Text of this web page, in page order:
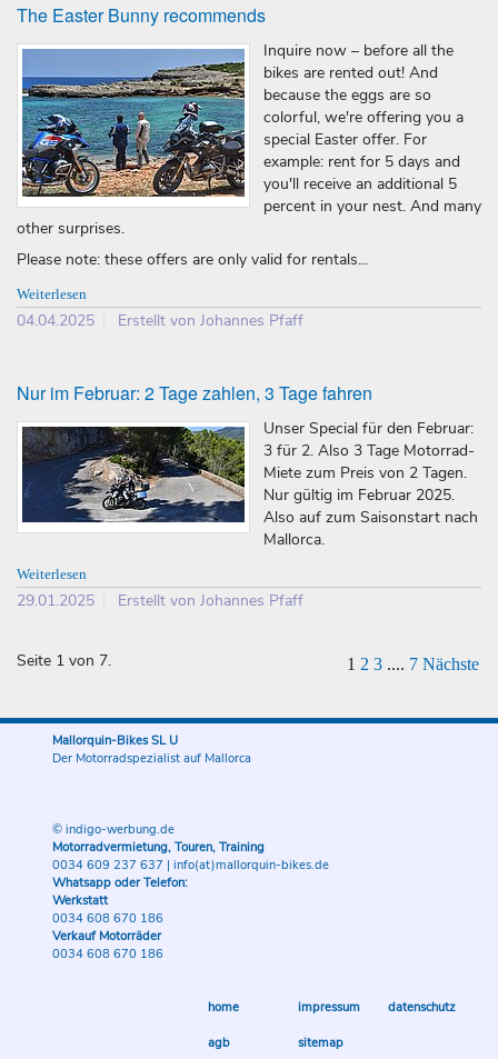
The Easter Bunny recommends
Inquire now – before all the
bikes are rented out! And
because the eggs are so
colorful, we're offering you a
special Easter offer. For
example: rent for 5 days and
you'll receive an additional 5
percent in your nest. And many
other surprises.
Please note: these offers are only valid for rentals...
Weiterlesen
04.04.2025 Erstellt von Johannes Pfaff
Nur im Februar: 2 Tage zahlen, 3 Tage fahren
Unser Special für den Februar:
3 für 2. Also 3 Tage Motorrad-
Miete zum Preis von 2 Tagen.
Nur gültig im Februar 2025.
Also auf zum Saisonstart nach
Mallorca.
Weiterlesen
29.01.2025 Erstellt von Johannes Pfaff
Seite 1 von 7. 1 2 3 .... 7 Nächste
Mallorquin-Bikes SL U
Der Motorradspezialist auf Mallorca
© indigo-werbung.de
Motorradvermietung, Touren, Training
0034 609 237 637 | info(at)mallorquin-bikes.de
Whatsapp oder Telefon:
Werkstatt
0034 608 670 186
Verkauf Motorräder
0034 608 670 186
home impressum datenschutz
agb sitemap